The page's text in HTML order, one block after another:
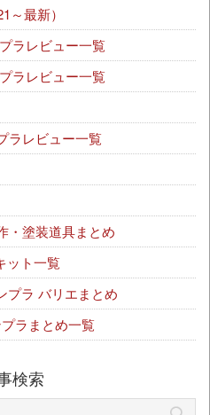
～最新）
ラレビュー一覧
ラレビュー一覧
ラレビュー一覧
・塗装道具まとめ
ット一覧
プラ バリエまとめ
ラまとめ一覧
検索